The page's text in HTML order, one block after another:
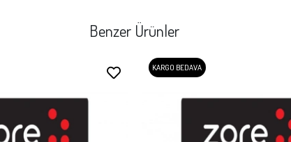
Benzer Ürünler
KARGO BEDAVA